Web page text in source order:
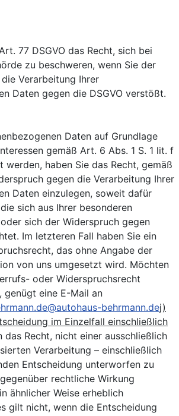
77 DSGVO das Recht, sich bei
zu beschweren, wenn Sie der
Verarbeitung Ihrer
Daten gegen die DSGVO verstößt.
Daten auf Grundlage
gemäß Art. 6 Abs. 1 S. 1 lit. f
werden, haben Sie das Recht, gemäß
gegen die Verarbeitung Ihrer
Daten einzulegen, soweit dafür
sich aus Ihrer besonderen
sich der Widerspruch gegen
Im letzteren Fall haben Sie ein
das ohne Angabe der
von uns umgesetzt wird. Möchten
oder Widerspruchsrecht
genügt eine E-Mail an
@autohaus-behrmann.dej)
im Einzelfall einschließlich
das Recht, nicht einer ausschließlich
Verarbeitung – einschließlich
Entscheidung unterworfen zu
rechtliche Wirkung
ähnlicher Weise erheblich
gilt nicht, wenn die Entscheidung